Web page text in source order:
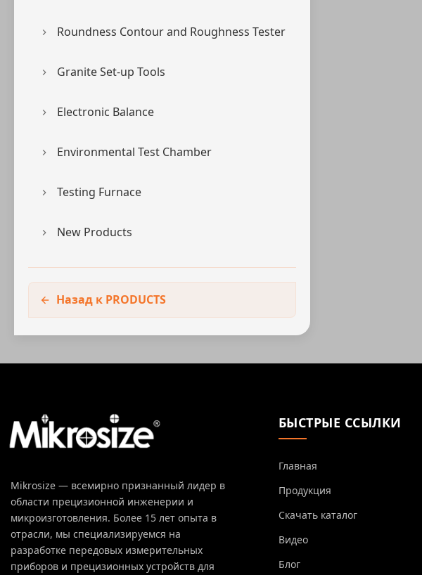
Roundness Contour and Roughness Tester
Granite Set-up Tools
Electronic Balance
Environmental Test Chamber
Testing Furnace
New Products
Назад к PRODUCTS
Mikrosize — всемирно признанный лидер в
области прецизионной инженерии и
микроизготовления. Более 15 лет опыта в
отрасли, мы специализируемся на
разработке передовых измерительных
приборов и прецизионных устройств для
БЫСТРЫЕ ССЫЛКИ
Главная
Продукция
Скачать каталог
Видео
Блог